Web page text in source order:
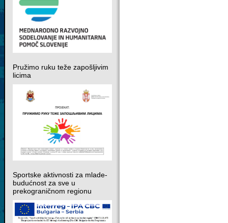
Pružimo ruku teže zapošljivim
licima
Sportske aktivnosti za mlade-
budućnost za sve u
prekograničnom regionu